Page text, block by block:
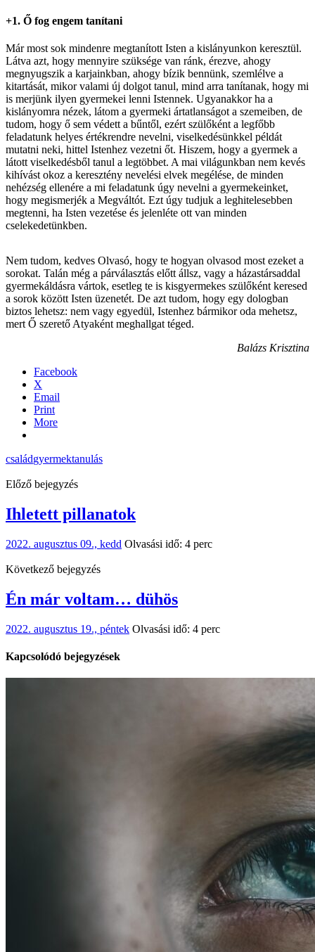
+1. Ő fog engem tanítani
Már most sok mindenre megtanított Isten a kislányunkon keresztül.
Látva azt, hogy mennyire szüksége van ránk, érezve, ahogy
megnyugszik a karjainkban, ahogy bízik bennünk, szemlélve a
kitartását, mikor valami új dolgot tanul, mind arra tanítanak, hogy mi
is merjünk ilyen gyermekei lenni Istennek. Ugyanakkor ha a
kislányomra nézek, látom a gyermeki ártatlanságot a szemeiben, de
tudom, hogy ő sem védett a bűntől, ezért szülőként a legfőbb
feladatunk helyes értékrendre nevelni, viselkedésünkkel példát
mutatni neki, hittel Istenhez vezetni őt. Hiszem, hogy a gyermek a
látott viselkedésből tanul a legtöbbet. A mai világunkban nem kevés
kihívást okoz a keresztény nevelési elvek megélése, de minden
nehézség ellenére a mi feladatunk úgy nevelni a gyermekeinket,
hogy megismerjék a Megváltót. Ezt úgy tudjuk a leghitelesebben
megtenni, ha Isten vezetése és jelenléte ott van minden
cselekedetünkben.
Nem tudom, kedves Olvasó, hogy te hogyan olvasod most ezeket a
sorokat. Talán még a párválasztás előtt állsz, vagy a házastársaddal
gyermekáldásra vártok, esetleg te is kisgyermekes szülőként keresed
a sorok között Isten üzenetét. De azt tudom, hogy egy dologban
biztos lehetsz: nem vagy egyedül, Istenhez bármikor oda mehetsz,
mert Ő szerető Atyaként meghallgat téged.
Balázs Krisztina
Facebook
X
Email
Print
More
családgyermektanulás
Előző bejegyzés
Ihletett pillanatok
2022. augusztus 09., kedd Olvasási idő: 4 perc
Következő bejegyzés
Én már voltam… dühös
2022. augusztus 19., péntek Olvasási idő: 4 perc
Kapcsolódó bejegyzések